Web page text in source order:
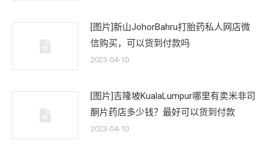
[图片]新山JohorBahru打胎药私人网店微
信购买，可以货到付款吗
2023-04-10
[图片]吉隆坡KualaLumpur哪里有卖米非司
酮片药店多少钱？最好可以货到付款
2023-04-10